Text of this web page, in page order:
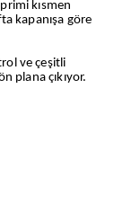
kısmen
kapanışa göre
ve çeşitli
plana çıkıyor.